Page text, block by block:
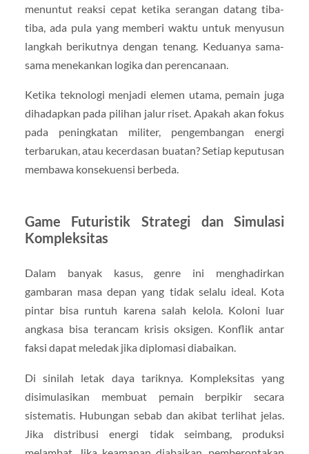
menuntut reaksi cepat ketika serangan datang tiba-
tiba, ada pula yang memberi waktu untuk menyusun
langkah berikutnya dengan tenang. Keduanya sama-
sama menekankan logika dan perencanaan.
Ketika teknologi menjadi elemen utama, pemain juga
dihadapkan pada pilihan jalur riset. Apakah akan fokus
pada peningkatan militer, pengembangan energi
terbarukan, atau kecerdasan buatan? Setiap keputusan
membawa konsekuensi berbeda.
Game Futuristik Strategi dan Simulasi
Kompleksitas
Dalam banyak kasus, genre ini menghadirkan
gambaran masa depan yang tidak selalu ideal. Kota
pintar bisa runtuh karena salah kelola. Koloni luar
angkasa bisa terancam krisis oksigen. Konflik antar
faksi dapat meledak jika diplomasi diabaikan.
Di sinilah letak daya tariknya. Kompleksitas yang
disimulasikan membuat pemain berpikir secara
sistematis. Hubungan sebab dan akibat terlihat jelas.
Jika distribusi energi tidak seimbang, produksi